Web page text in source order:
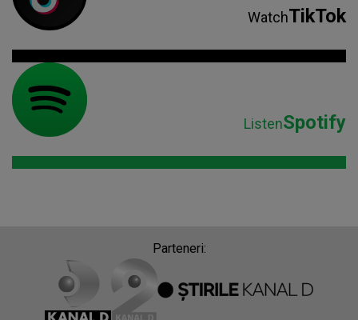
WatchTikTok
ListenSpotify
Parteneri: